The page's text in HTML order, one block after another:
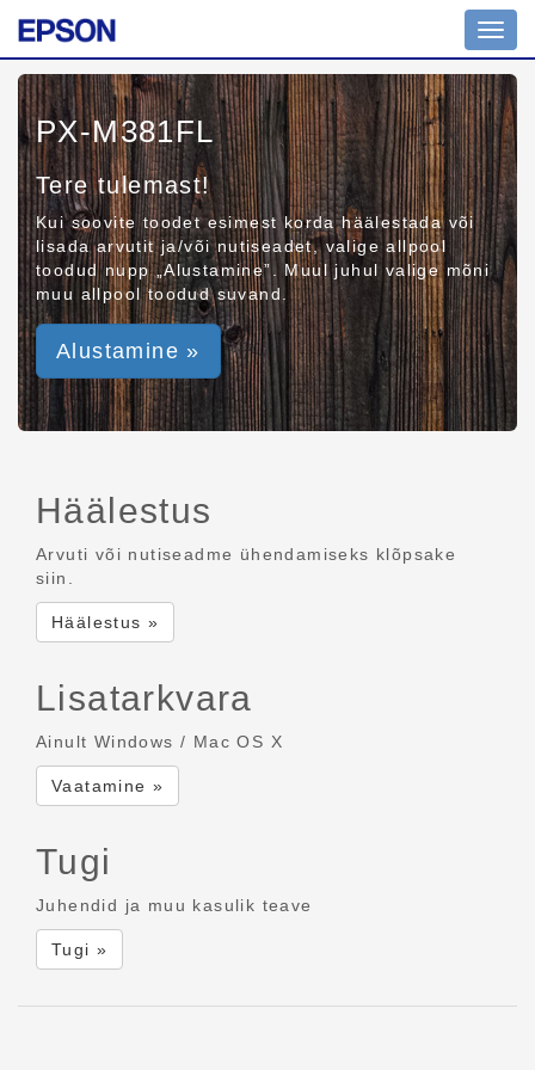
PX-M381FL
Tere tulemast!
Kui soovite toodet esimest korda häälestada või
lisada arvutit ja/või nutiseadet, valige allpool
toodud nupp „Alustamine”. Muul juhul valige mõni
muu allpool toodud suvand.
Alustamine »
Häälestus
Arvuti või nutiseadme ühendamiseks klõpsake
siin.
Häälestus »
Lisatarkvara
Ainult Windows / Mac OS X
Vaatamine »
Tugi
Juhendid ja muu kasulik teave
Tugi »